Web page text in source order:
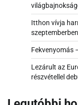
Itthon vívja
szeptemberben
Fekvenyomás
Lezárult az
részvétellel